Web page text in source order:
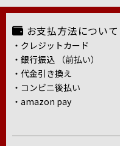
お支払方法について
・クレジットカード
・銀行振込 （前払い）
・代金引き換え
・コンビニ後払い
・amazon pay